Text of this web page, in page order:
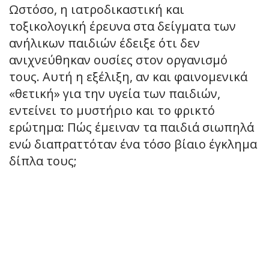
Ωστόσο, η ιατροδικαστική και
τοξικολογική έρευνα στα δείγματα των
ανήλικων παιδιών έδειξε ότι δεν
ανιχνεύθηκαν ουσίες στον οργανισμό
τους. Αυτή η εξέλιξη, αν και φαινομενικά
«θετική» για την υγεία των παιδιών,
εντείνει το μυστήριο και το φρικτό
ερώτημα: Πώς έμειναν τα παιδιά σιωπηλά
ενώ διαπραττόταν ένα τόσο βίαιο έγκλημα
δίπλα τους;